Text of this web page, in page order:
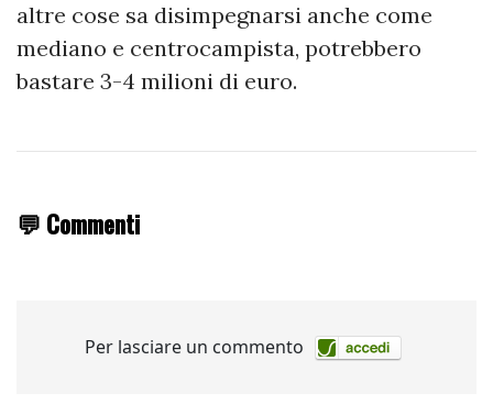
altre cose sa disimpegnarsi anche come
mediano e centrocampista, potrebbero
bastare 3-4 milioni di euro.
💬 Commenti